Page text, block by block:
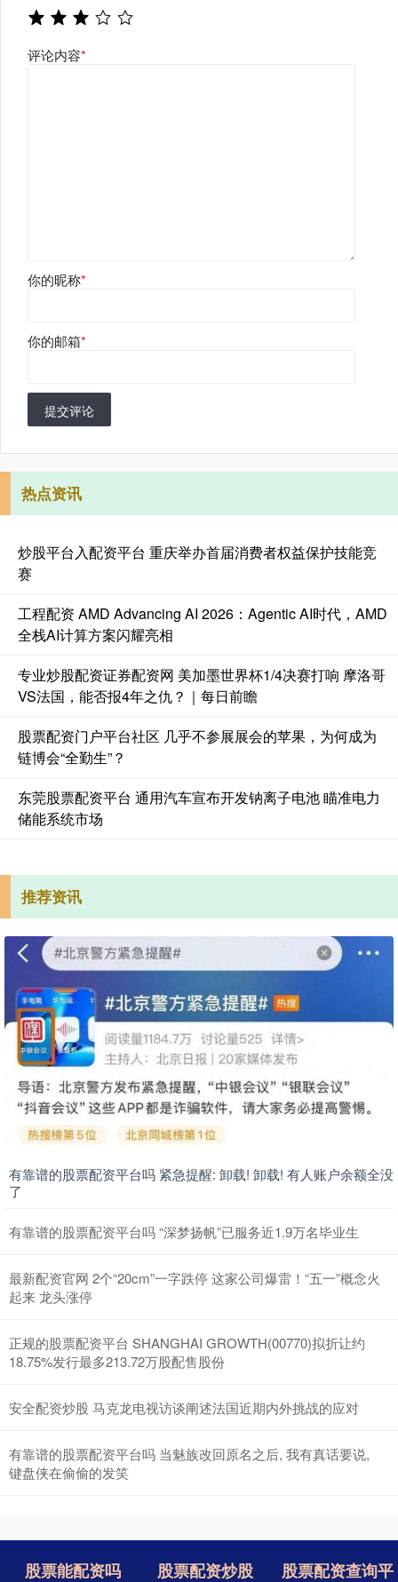
评论内容*
你的昵称*
你的邮箱*
提交评论
热点资讯
炒股平台入配资平台 重庆举办首届消费者权益保护技能竞
赛
工程配资 AMD Advancing AI 2026：Agentic AI时代，AMD
全栈AI计算方案闪耀亮相
专业炒股配资证券配资网 美加墨世界杯1/4决赛打响 摩洛哥
VS法国，能否报4年之仇？｜每日前瞻
股票配资门户平台社区 几乎不参展展会的苹果，为何成为
链博会“全勤生”？
东莞股票配资平台 通用汽车宣布开发钠离子电池 瞄准电力
储能系统市场
推荐资讯
有靠谱的股票配资平台吗 紧急提醒: 卸载! 卸载! 有人账户余额全没
了
有靠谱的股票配资平台吗 “深梦扬帆”已服务近1.9万名毕业生
最新配资官网 2个“20cm”一字跌停 这家公司爆雷！“五一”概念火
起来 龙头涨停
正规的股票配资平台 SHANGHAI GROWTH(00770)拟折让约
18.75%发行最多213.72万股配售股份
安全配资炒股 马克龙电视访谈阐述法国近期内外挑战的应对
有靠谱的股票配资平台吗 当魅族改回原名之后, 我有真话要说,
键盘侠在偷偷的发笑
股票能配资吗 股票配资炒股 股票配资查询平